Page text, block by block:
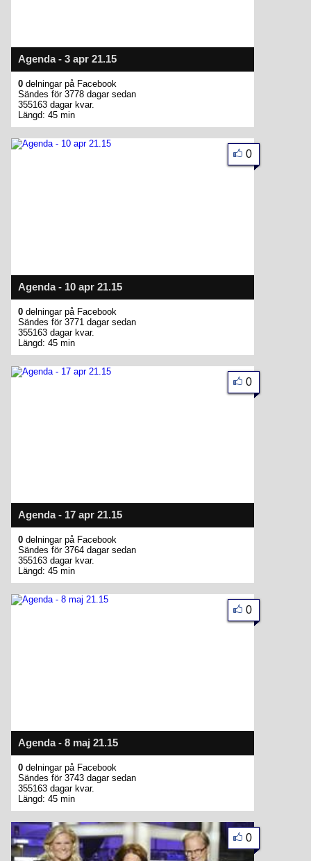
Agenda - 3 apr 21.15
0 delningar på Facebook
Sändes för 3778 dagar sedan
355163 dagar kvar.
Längd: 45 min
Agenda - 10 apr 21.15
0
0 delningar på Facebook
Sändes för 3771 dagar sedan
355163 dagar kvar.
Längd: 45 min
Agenda - 17 apr 21.15
0
0 delningar på Facebook
Sändes för 3764 dagar sedan
355163 dagar kvar.
Längd: 45 min
Agenda - 8 maj 21.15
0
0 delningar på Facebook
Sändes för 3743 dagar sedan
355163 dagar kvar.
Längd: 45 min
0